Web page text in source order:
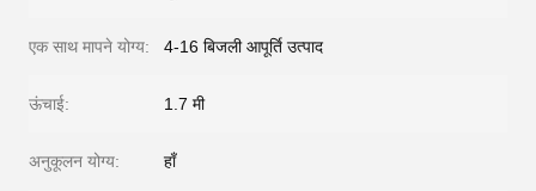
एक साथ मापने योग्य: 4-16 बिजली आपूर्ति उत्पाद
ऊंचाई: 1.7 मी
अनुकूलन योग्य: हाँ